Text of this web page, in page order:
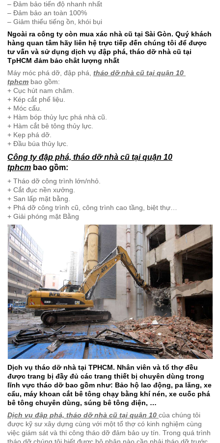
– Đảm bảo tiến độ nhanh nhất
– Đảm bảo an toàn 100%
– Giảm thiểu tiếng ồn, khói bụi
Ngoài ra công ty còn mua xác nhà cũ tại Sài Gòn. Quý khách
hàng quan tâm hãy liên hệ trực tiếp đến chúng tôi để được
tư vấn và sử dụng dịch vụ đập phá, tháo dỡ nhà cũ tại
TpHCM đảm bảo chât lượng nhất
Máy móc phá dỡ, đập phá, tháo dỡ nhà cũ tại quận 10
tphcm bao gồm:
+ Cục hút nam châm.
+ Kép cắt phế liệu.
+ Móc cẩu.
+ Hàm bóp thủy lực phá nhà cũ.
+ Hàm cắt bê tông thủy lực.
+ Kẹp phá dỡ.
+ Đầu búa thủy lực.
Công ty đập phá, tháo dỡ nhà cũ tại quận 10
tphcm bao gồm:
+ Tháo dỡ công trình lớn/nhỏ.
+ Cắt đục nền xưởng.
+ San lấp mặt bằng.
+ Phá dỡ công trình cũ, công trình cao tầng, biệt thự…
+ Giải phóng mặt Bằng
Dịch vụ tháo dỡ nhà tại TPHCM. Nhân viên và tổ thợ đều
được trang bị đầy đủ các trang thiết bị chuyên dùng trong
lĩnh vực tháo dỡ bao gồm như: Bảo hộ lao động, pa lăng, xe
cẩu, máy khoan cắt bê tông chạy bằng khí nén, xe cuốc phá
bê tông chuyên dùng, súng bê tông điện, …
Dịch vụ đập phá, tháo dỡ nhà cũ tại quận 10 của chúng tôi
được kỹ sư xây dựng cùng với một tổ thợ có kinh nghiệm cùng
việc giám sát và thi công tháo dỡ đảm bảo uy tín. Trong quá trình